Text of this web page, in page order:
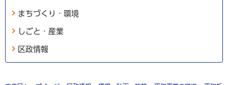
まちづくり・環境
しごと・産業
区政情報